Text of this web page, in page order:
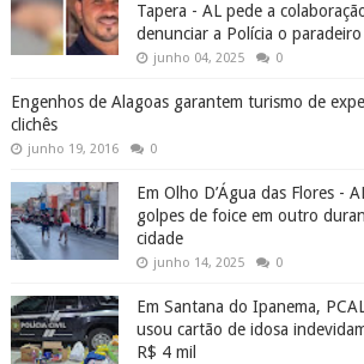
Tapera - AL pede a
denunciar a Polícia o paradeiro
junho 04, 2025 0
Engenhos de Alagoas garantem turismo de
clichês
junho 19, 2016 0
Em Olho D’Água das Flores -
golpes de foice em outro
cidade
junho 14, 2025 0
Em Santana do Ipanema,
usou cartão de idosa
R$ 4 mil